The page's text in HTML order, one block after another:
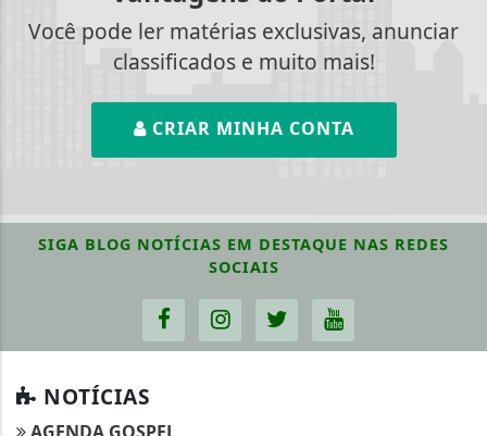
Você pode ler matérias exclusivas, anunciar
classificados e muito mais!
CRIAR MINHA CONTA
SIGA BLOG NOTÍCIAS EM DESTAQUE NAS REDES
SOCIAIS
NOTÍCIAS